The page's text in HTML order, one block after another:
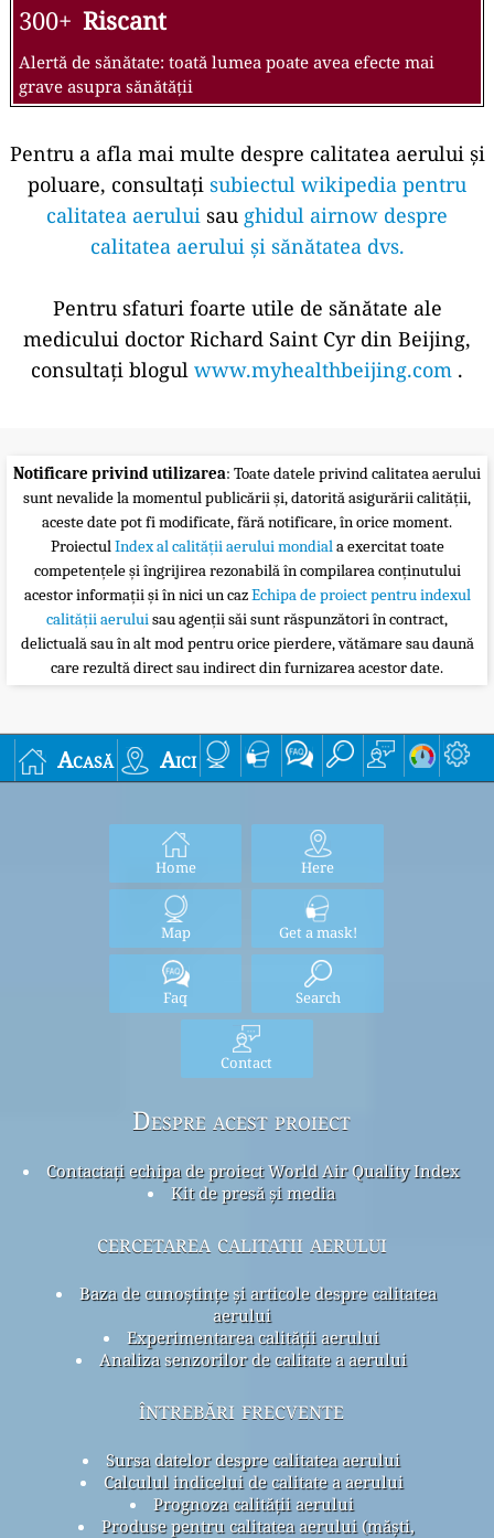
300+ Riscant
Alertă de sănătate: toată lumea poate avea efecte mai
grave asupra sănătății
Pentru a afla mai multe despre calitatea aerului și
poluare, consultați subiectul wikipedia pentru
calitatea aerului sau ghidul airnow despre
calitatea aerului și sănătatea dvs.
Pentru sfaturi foarte utile de sănătate ale
medicului doctor Richard Saint Cyr din Beijing,
consultați blogul www.myhealthbeijing.com .
Notificare privind utilizarea: Toate datele privind calitatea aerului
sunt nevalide la momentul publicării și, datorită asigurării calității,
aceste date pot fi modificate, fără notificare, în orice moment.
ProiectulIndex al calității aerului mondiala exercitat toate
competențele și îngrijirea rezonabilă în compilarea conținutului
acestor informații și în nici un cazEchipa de proiect pentru indexul
calității aeruluisau agenții săi sunt răspunzători în contract,
delictuală sau în alt mod pentru orice pierdere, vătămare sau daună
care rezultă direct sau indirect din furnizarea acestor date.
Acasă Aici
Home Here
Map Get a mask!
Faq Search
Contact
Despre acest proiect
Contactați echipa de proiect World Air Quality Index
Kit de presă și media
cercetarea calitatii aerului
Baza de cunoștințe și articole despre calitatea
aerului
Experimentarea calității aerului
Analiza senzorilor de calitate a aerului
întrebări frecvente
Sursa datelor despre calitatea aerului
Calculul indicelui de calitate a aerului
Prognoza calității aerului
Produse pentru calitatea aerului (măști,